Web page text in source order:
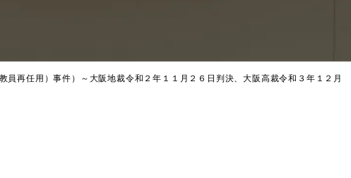
員再任用）事件）
～大阪地裁令和２年１１月２６日判決、大阪高裁令和３年１２月